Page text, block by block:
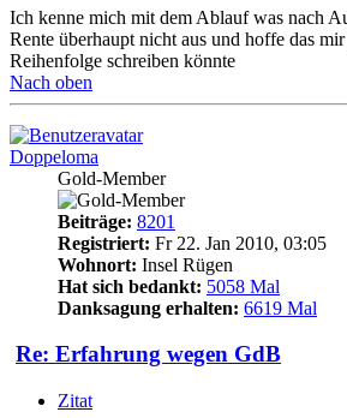
Ich kenne mich mit dem Ablauf was nach
Rente überhaupt nicht aus und hoffe das
Reihenfolge schreiben könnte
Nach oben
Doppeloma
Gold-Member
Beiträge: 8201
Registriert: Fr 22. Jan 2010, 03:05
Wohnort: Insel Rügen
Hat sich bedankt: 5058 Mal
Danksagung erhalten: 6619 Mal
Re: Erfahrung wegen GdB
Zitat